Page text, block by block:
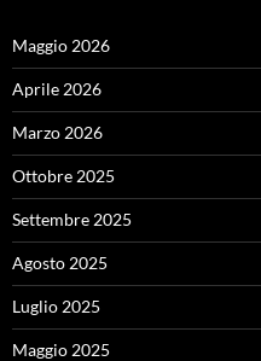
Maggio 2026
Aprile 2026
Marzo 2026
Ottobre 2025
Settembre 2025
Agosto 2025
Luglio 2025
Maggio 2025